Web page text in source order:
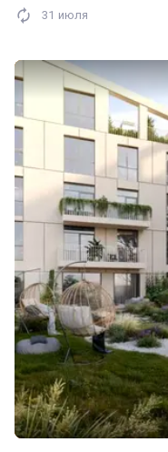
комерційні приміщення, все поруч Поруч школа
Ексклюзив від Cherry
31 июля